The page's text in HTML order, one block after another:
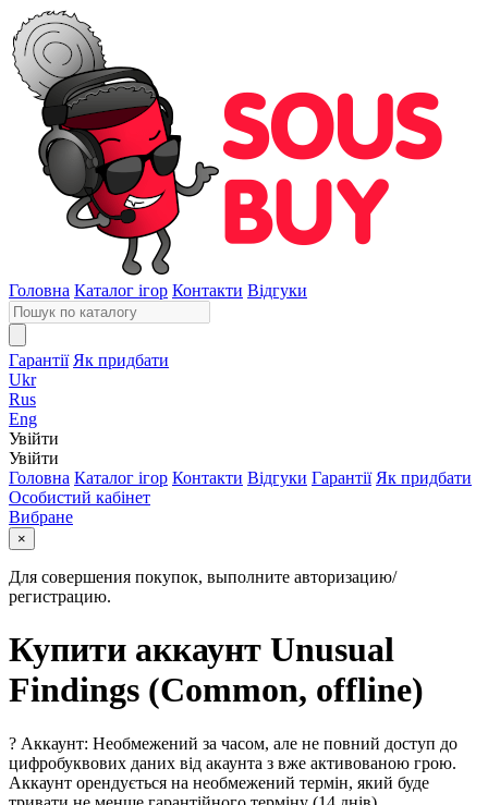
Головна Каталог ігор Контакти Відгуки
Гарантії Як придбати
Ukr
Rus
Eng
Увійти
Увійти
Головна Каталог ігор Контакти Відгуки Гарантії Як придбати
Особистий кабінет
Вибране
×
Для совершения покупок, выполните авторизацию/
регистрацию.
Купити аккаунт Unusual
Findings (Common, offline)
? Аккаунт: Необмежений за часом, але не повний доступ до
цифробуквових даних від акаунта з вже активованою грою.
Аккаунт орендується на необмежений термін, який буде